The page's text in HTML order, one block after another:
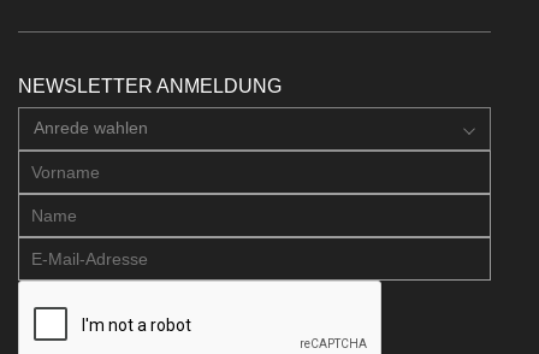
NEWSLETTER ANMELDUNG
Anrede wahlen